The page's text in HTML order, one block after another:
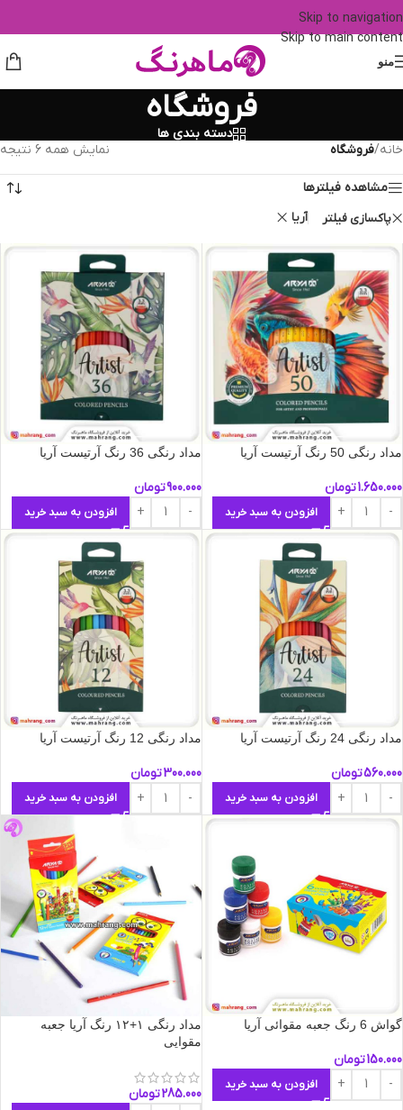
Skip to navigation
Skip to main content
منو
فروشگاه
دسته بندی ها
خانه/فروشگاه نمایش همه 6 نتیجه
مشاهده فیلترها
پاکسازی فیلتر آریا
مداد رنگی 50 رنگ آرتیست آریا
1.650.000تومان
افزودن به سبد خرید
مداد رنگی 36 رنگ آرتیست آریا
900.000تومان
افزودن به سبد خرید
مداد رنگی 24 رنگ آرتیست آریا
560.000تومان
افزودن به سبد خرید
مداد رنگی 12 رنگ آرتیست آریا
300.000تومان
افزودن به سبد خرید
گواش 6 رنگ جعبه مقوائی آریا
150.000تومان
افزودن به سبد خرید
مداد رنگی ۱+۱۲ رنگ آریا جعبه
مقوایی
285.000تومان